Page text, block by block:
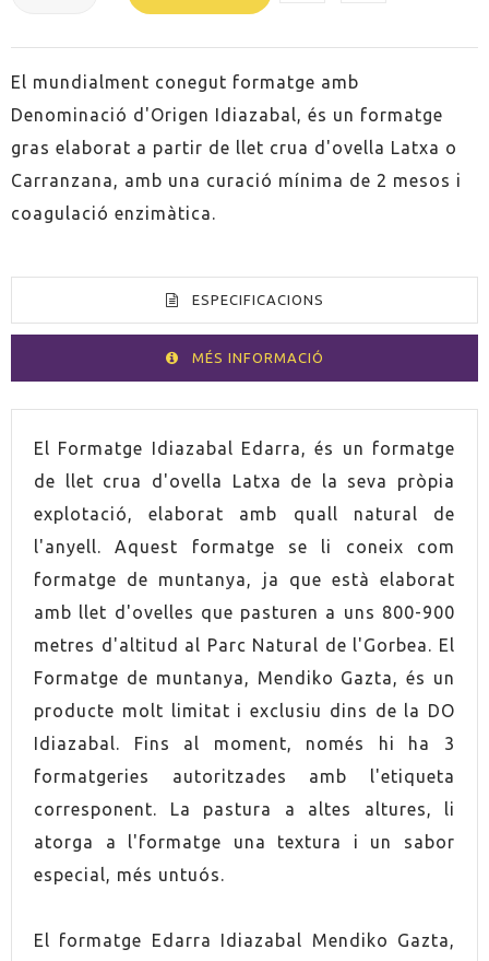
El mundialment conegut formatge amb
Denominació d'Origen Idiazabal, és un formatge
gras elaborat a partir de llet crua d'ovella Latxa o
Carranzana, amb una curació mínima de 2 mesos i
coagulació enzimàtica.
ESPECIFICACIONS
MÉS INFORMACIÓ
PAÍS Espanya
El Formatge Idiazabal Edarra, és un formatge
de llet crua d'ovella Latxa de la seva pròpia
explotació, elaborat amb quall natural de
l'anyell. Aquest formatge se li coneix com
formatge de muntanya, ja que està elaborat
amb llet d'ovelles que pasturen a uns 800-900
metres d'altitud al Parc Natural de l'Gorbea. El
Formatge de muntanya, Mendiko Gazta, és un
producte molt limitat i exclusiu dins de la DO
Idiazabal. Fins al moment, només hi ha 3
formatgeries autoritzades amb l'etiqueta
corresponent. La pastura a altes altures, li
atorga a l'formatge una textura i un sabor
especial, més untuós.
El formatge Edarra Idiazabal Mendiko Gazta,